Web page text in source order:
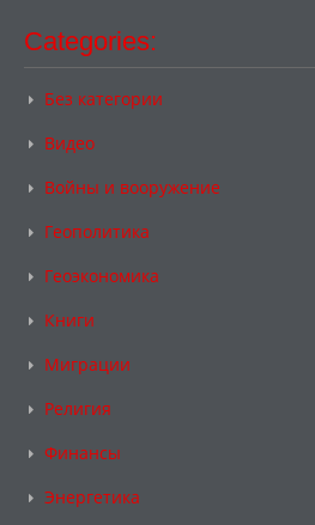
Categories:
Без категории
Видео
Войны и вооружение
Геополитика
Геоэкономика
Книги
Миграции
Религия
Финансы
Энергетика